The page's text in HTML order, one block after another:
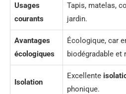
Usages
courants
Tapis, matelas,
jardin.
Avantages
écologiques
Écologique, car
biodégradable et
Isolation
Excellente
phonique.